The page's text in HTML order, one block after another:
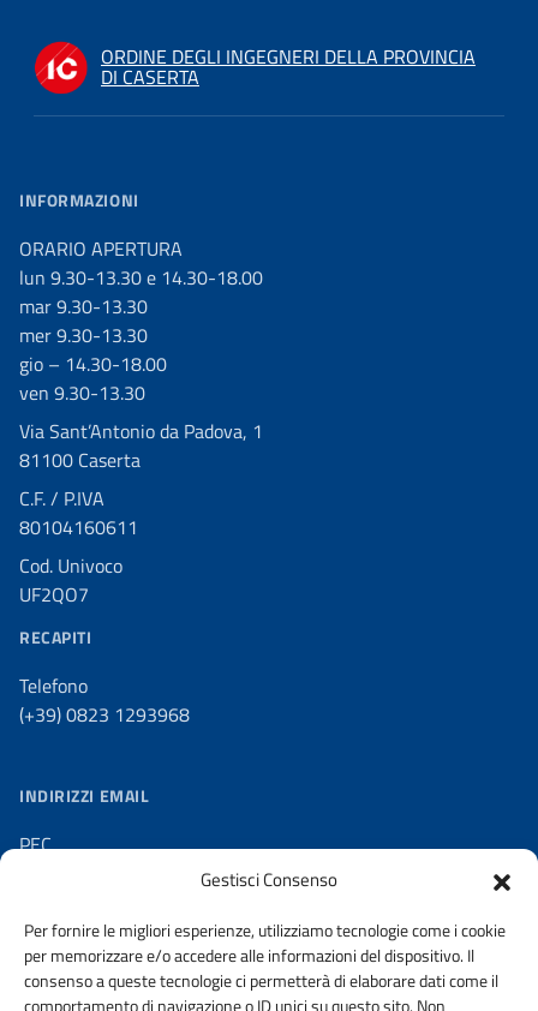
Gestisci Consenso
Per fornire le migliori esperienze, utilizziamo tecnologie come i cookie
per memorizzare e/o accedere alle informazioni del dispositivo. Il
consenso a queste tecnologie ci permetterà di elaborare dati come il
comportamento di navigazione o ID unici su questo sito. Non
ORDINE DEGLI INGEGNERI DELLA PROVINCIA
DI CASERTA
INFORMAZIONI
ORARIO APERTURA
lun 9.30-13.30 e 14.30-18.00
mar 9.30-13.30
mer 9.30-13.30
gio – 14.30-18.00
ven 9.30-13.30
Via Sant’Antonio da Padova, 1
81100 Caserta
C.F. / P.IVA
80104160611
Cod. Univoco
UF2QO7
RECAPITI
Telefono
(+39) 0823 1293968
INDIRIZZI EMAIL
PEC
ordine@ingegneri.caserta.it